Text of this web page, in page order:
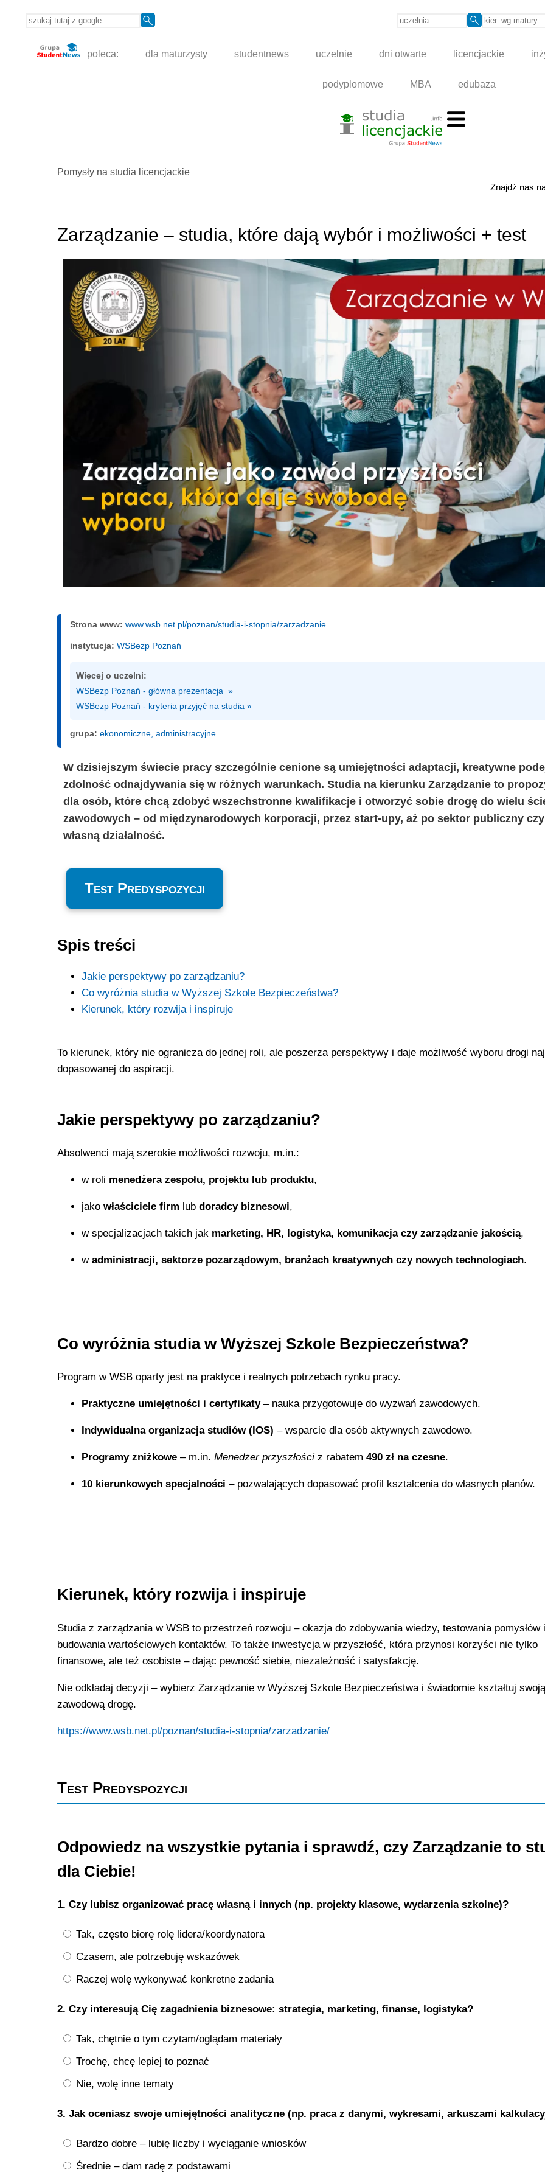
poleca: dla maturzysty studentnews uczelnie dni otwarte licencjackie
podyplomowe MBA edubaza
Pomysły na studia licencjackie
Znajdź nas
Zarządzanie – studia, które dają wybór i możliwości + test
Strona www: www.wsb.net.pl/poznan/studia-i-stopnia/zarzadzanie
instytucja: WSBezp Poznań
Więcej o uczelni:
WSBezp Poznań - główna prezentacja  »
WSBezp Poznań - kryteria przyjęć na studia »
grupa: ekonomiczne, administracyjne
W dzisiejszym świecie pracy szczególnie cenione są umiejętności adaptacji, kreatywne
zdolność odnajdywania się w różnych warunkach. Studia na kierunku Zarządzanie to
dla osób, które chcą zdobyć wszechstronne kwalifikacje i otworzyć sobie drogę do wielu
zawodowych – od międzynarodowych korporacji, przez start-upy, aż po sektor publiczny czy
własną działalność.
Test Predyspozycji
Spis treści
Jakie perspektywy po zarządzaniu?
Co wyróżnia studia w Wyższej Szkole Bezpieczeństwa?
Kierunek, który rozwija i inspiruje
To kierunek, który nie ogranicza do jednej roli, ale poszerza perspektywy i daje możliwość wyboru drogi
dopasowanej do aspiracji.
Jakie perspektywy po zarządzaniu?
Absolwenci mają szerokie możliwości rozwoju, m.in.:
w roli menedżera zespołu, projektu lub produktu,
jako właściciele firm lub doradcy biznesowi,
w specjalizacjach takich jak marketing, HR, logistyka, komunikacja czy zarządzanie jakością,
w administracji, sektorze pozarządowym, branżach kreatywnych czy nowych technologiach.
Co wyróżnia studia w Wyższej Szkole Bezpieczeństwa?
Program w WSB oparty jest na praktyce i realnych potrzebach rynku pracy.
Praktyczne umiejętności i certyfikaty– nauka przygotowuje do wyzwań zawodowych.
Indywidualna organizacja studiów (IOS) – wsparcie dla osób aktywnych zawodowo.
Programy zniżkowe – m.in. Menedżer przyszłości z rabatem 490 zł na czesne.
10 kierunkowych specjalności – pozwalających dopasować profil kształcenia do własnych planów.
Kierunek, który rozwija i inspiruje
Studia z zarządzania w WSB to przestrzeń rozwoju – okazja do zdobywania wiedzy, testowania pomysłów i
budowania wartościowych kontaktów. To także inwestycja w przyszłość, która przynosi korzyści nie tylko
finansowe, ale też osobiste – dając pewność siebie, niezależność i satysfakcję.
Nie odkładaj decyzji – wybierz Zarządzanie w Wyższej Szkole Bezpieczeństwa i świadomie kształtuj swoją
zawodową drogę.
https://www.wsb.net.pl/poznan/studia-i-stopnia/zarzadzanie/
Test Predyspozycji
Odpowiedz na wszystkie pytania i sprawdź, czy Zarządzanie to
dla Ciebie!
1. Czy lubisz organizować pracę własną i innych (np. projekty klasowe, wydarzenia szkolne)?
Tak, często biorę rolę lidera/koordynatora
Czasem, ale potrzebuję wskazówek
Raczej wolę wykonywać konkretne zadania
2. Czy interesują Cię zagadnienia biznesowe: strategia, marketing, finanse, logistyka?
Tak, chętnie o tym czytam/oglądam materiały
Trochę, chcę lepiej to poznać
Nie, wolę inne tematy
3. Jak oceniasz swoje umiejętności analityczne (np. praca z danymi, wykresami, arkuszami
Bardzo dobre – lubię liczby i wyciąganie wniosków
Średnie – dam radę z podstawami